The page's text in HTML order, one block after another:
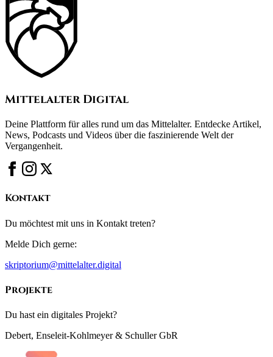
Mittelalter Digital
Deine Plattform für alles rund um das Mittelalter. Entdecke Artikel,
News, Podcasts und Videos über die faszinierende Welt der
Vergangenheit.
Kontakt
Du möchtest mit uns in Kontakt treten?
Melde Dich gerne:
skriptorium@mittelalter.digital
Projekte
Du hast ein digitales Projekt?
Debert, Enseleit-Kohlmeyer & Schuller GbR